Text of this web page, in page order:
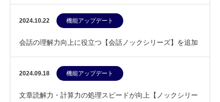
た
2024.10.22 機能アップデート
会話の理解力向上に役立つ【会話ノックシリーズ】を追加
しました
2024.09.18 機能アップデート
文章読解力・計算力の処理スピードが向上【ノックシリー